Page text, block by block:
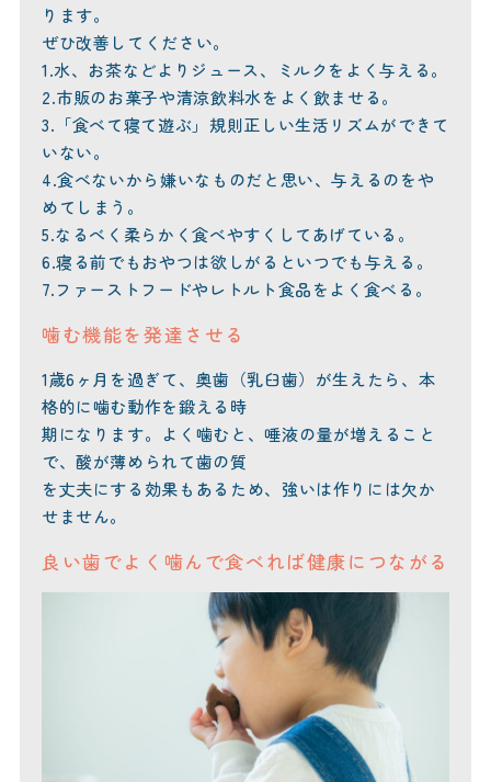
ります。
ぜひ改善してください。
1.水、お茶などよりジュース、ミルクをよく与える。
2.市販のお菓子や清涼飲料水をよく飲ませる。
3.「食べて寝て遊ぶ」規則正しい生活リズムができて
いない。
4.食べないから嫌いなものだと思い、与えるのをや
めてしまう。
5.なるべく柔らかく食べやすくしてあげている。
6.寝る前でもおやつは欲しがるといつでも与える。
7.ファーストフードやレトルト食品をよく食べる。
噛む機能を発達させる
1歳6ヶ月を過ぎて、奥歯（乳臼歯）が生えたら、本
格的に噛む動作を鍛える時
期になります。よく噛むと、唾液の量が増えること
で、酸が薄められて歯の質
を丈夫にする効果もあるため、強いは作りには欠か
せません。
良い歯でよく噛んで食べれば健康につながる